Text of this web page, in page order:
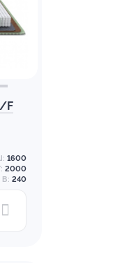
F
1600
2000
В: 240